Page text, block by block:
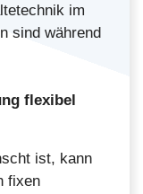
im
sind während
flexibel
ist, kann
fixen